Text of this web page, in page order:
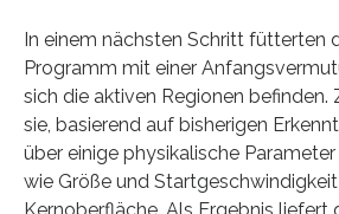
In einem nächsten Schritt fütterten
Programm mit einer
sich die aktiven Regionen
sie, basierend auf bisherigen
über einige physikalische
wie Größe und
Kernoberfläche. Als Ergebnis liefert